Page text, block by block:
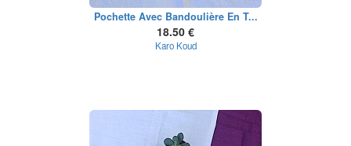
Pochette Avec Bandoulière En T...
18.50 €
Karo Koud